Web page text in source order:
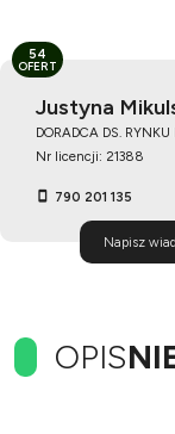
Justyna
DORADCA DS.
Nr licencji: 21388
790 201 135
Napisz
54
OFERT
OPIS